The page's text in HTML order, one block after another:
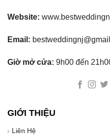
Website:
Email:
Giờ mở cửa: 9h00 đến
GIỚI THIỆU
Liên Hệ